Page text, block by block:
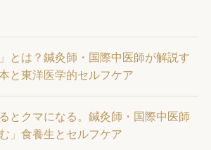
とは？鍼灸師・国際中医師が解説す
と東洋医学的セルフケア
とクマになる。鍼灸師・国際中医師
」食養生とセルフケア